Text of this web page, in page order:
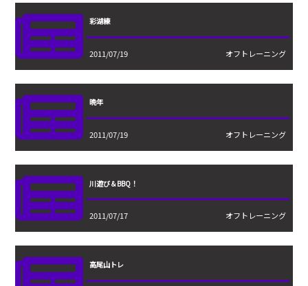
彩湖練
2011/07/19 オフトレーニング
晩年
2011/07/19 オフトレーニング
川遊び＆BBQ！
2011/07/17 オフトレーニング
高尾山トレ